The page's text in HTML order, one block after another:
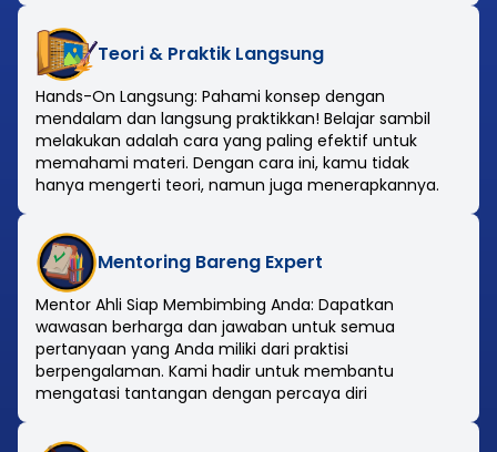
Teori & Praktik Langsung
Hands-On Langsung: Pahami konsep dengan
mendalam dan langsung praktikkan! Belajar sambil
melakukan adalah cara yang paling efektif untuk
memahami materi. Dengan cara ini, kamu tidak
hanya mengerti teori, namun juga menerapkannya.
Mentoring Bareng Expert
Mentor Ahli Siap Membimbing Anda: Dapatkan
wawasan berharga dan jawaban untuk semua
pertanyaan yang Anda miliki dari praktisi
berpengalaman. Kami hadir untuk membantu
mengatasi tantangan dengan percaya diri